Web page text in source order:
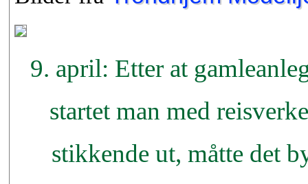
9. april: Etter at
startet man med
stikkende ut, måtte det